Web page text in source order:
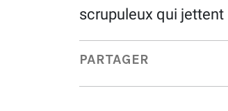
scrupuleux qui
PARTAGER